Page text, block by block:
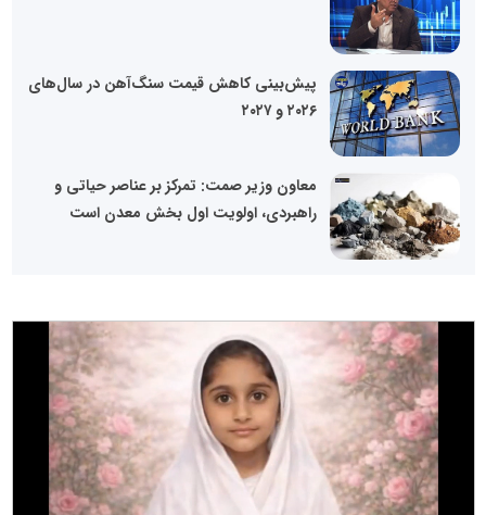
پیش‌بینی کاهش قیمت سنگ‌آهن در سال‌های
۲۰۲۶ و ۲۰۲۷
معاون وزیر صمت: تمرکز بر عناصر حیاتی و
راهبردی، اولویت اول بخش معدن است